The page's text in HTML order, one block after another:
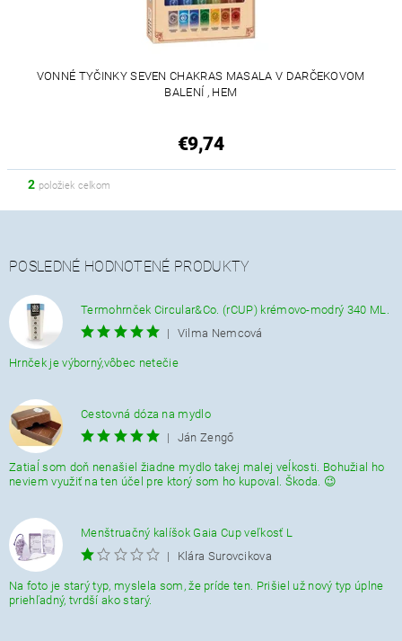
VONNÉ TYČINKY SEVEN CHAKRAS MASALA V DARČEKOVOM
BALENÍ , HEM
€9,74
2 položiek celkom
POSLEDNÉ HODNOTENÉ PRODUKTY
Termohrnček Circular&Co. (rCUP) krémovo-modrý 340 ML.
|
Vilma Nemcová
Hrnček je výborný,vôbec netečie
Cestovná dóza na mydlo
|
Ján Zengő
Zatiaĺ som doň nenašiel žiadne mydlo takej malej veĺkosti. Bohužial ho
neviem využiť na ten účel pre ktorý som ho kupoval. Škoda. 😉
Menštruačný kalíšok Gaia Cup veľkosť L
|
Klára Surovcikova
Na foto je starý typ, myslela som, že príde ten. Prišiel už nový typ úplne
priehľadný, tvrdší ako starý.